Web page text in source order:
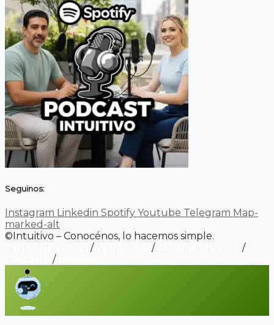
Seguinos:
Instagram Linkedin Spotify Youtube Telegram Map-
marked-alt
©Intuitivo – Conocénos, lo hacemos simple.
/ /
/
/